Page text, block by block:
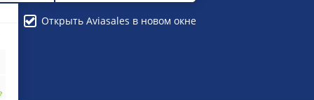
Открыть Aviasales в новом окне